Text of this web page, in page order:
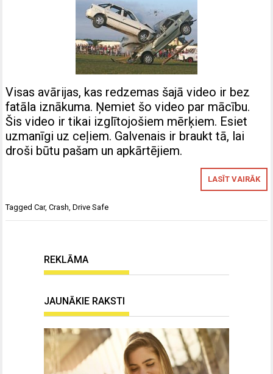
Visas avārijas, kas redzemas šajā video ir bez
fatāla iznākuma. Ņemiet šo video par mācību.
Šis video ir tikai izglītojošiem mērķiem. Esiet
uzmanīgi uz ceļiem. Galvenais ir braukt tā, lai
droši būtu pašam un apkārtējiem.
LASĪT VAIRĀK
TaggedCar,Crash,Drive Safe
REKLĀMA
JAUNĀKIE RAKSTI